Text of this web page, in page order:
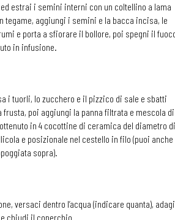
estrai i semini interni con un coltellino a lama
tegame, aggiungi i semini e la bacca incisa, le
e porta a sfiorare il bollore, poi spegni il
in infusione.
i tuorli, lo zucchero e il pizzico di sale e sbatti
frusta, poi aggiungi la panna filtrata e mescola di
in 4 cocottine di ceramica del diametro di
e posizionale nel cestello in filo (puoi anche
sopra).
versaci dentro l’acqua (indicare quanta),
chiudi il coperchio.